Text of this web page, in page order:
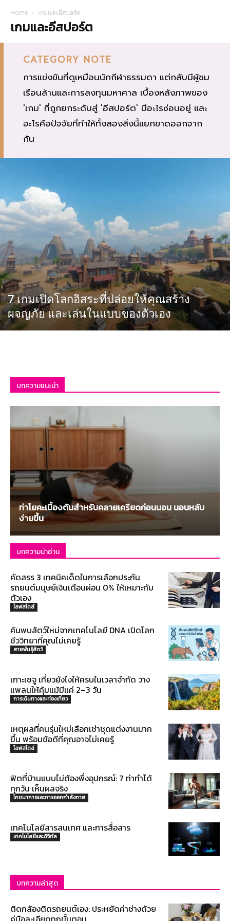
Home เกมและอีสปอร์ต
เกมและอีสปอร์ต
CATEGORY NOTE
การแข่งขันที่ดูเหมือนนักกีฬาธรรมดา แต่กลับมีผู้ชม
เรือนล้านและการลงทุนมหาศาล เบื้องหลังภาพของ
'เกม' ที่ถูกยกระดับสู่ 'อีสปอร์ต' มีอะไรซ่อนอยู่ และ
อะไรคือปัจจัยที่ทำให้ทั้งสองสิ่งนี้แยกขาดออกจาก
กัน
7 เกมเปิดโลกอิสระที่ปล่อยให้คุณสร้าง
ผจญภัย และเล่นในแบบของตัวเอง
บทความแนะนำ
ท่าโยคะเบื้องต้นสำหรับคลายเครียดก่อนนอน นอนหลับ
ง่ายขึ้น
บทความน่าอ่าน
คัดสรร 3 เทคนิคเด็ดในการเลือกประกัน
รถยนต์มนุษย์เงินเดือนผ่อน 0% ให้เหมาะกับ
ตัวเอง
ไลฟสไตล์
ค้นพบสัตว์ใหม่จากเทคโนโลยี DNA เปิดโลก
ชีววิทยาที่คุณไม่เคยรู้
สายพันธุ์สัตว์
เกาะเชจู เที่ยวยังไงให้ครบในเวลาจำกัด วาง
แพลนให้คุ้มแม้มีแค่ 2–3 วัน
การเดินทางและท่องเที่ยว
เหตุผลที่คนรุ่นใหม่เลือกเช่าชุดแต่งงานมาก
ขึ้น พร้อมข้อดีที่คุณอาจไม่เคยรู้
ไลฟสไตล์
ฟิตที่บ้านแบบไม่ต้องพึ่งอุปกรณ์: 7 ท่าทำได้
ทุกวัน เห็นผลจริง
โภชนาการและการออกกำลังกาย
เทคโนโลยีสารสนเทศ และการสื่อสาร
เทคโนโลยีและดิจิทัล
บทความล่าสุด
ติดกล้องติดรถยนต์เอง: ประหยัดค่าช่างด้วย